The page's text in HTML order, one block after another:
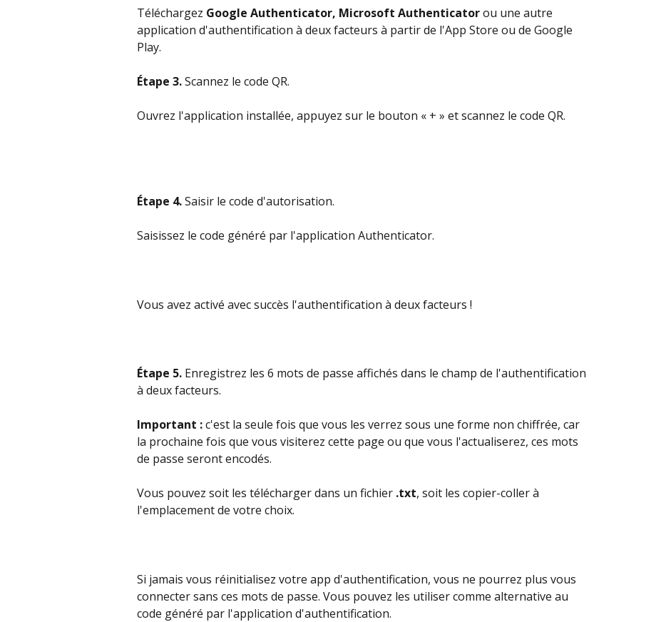
Téléchargez Google Authenticator, Microsoft Authenticator ou une autre
application d'authentification à deux facteurs à partir de l'App Store ou de Google
Play.
Étape 3. Scannez le code QR.
Ouvrez l'application installée, appuyez sur le bouton « + » et scannez le code QR.
Étape 4. Saisir le code d'autorisation.
Saisissez le code généré par l'application Authenticator.
Vous avez activé avec succès l'authentification à deux facteurs !
Étape 5. Enregistrez les 6 mots de passe affichés dans le champ de l'authentification
à deux facteurs.
Important : c'est la seule fois que vous les verrez sous une forme non chiffrée, car
la prochaine fois que vous visiterez cette page ou que vous l'actualiserez, ces mots
de passe seront encodés.
Vous pouvez soit les télécharger dans un fichier .txt, soit les copier-coller à
l'emplacement de votre choix.
Si jamais vous réinitialisez votre app d'authentification, vous ne pourrez plus vous
connecter sans ces mots de passe. Vous pouvez les utiliser comme alternative au
code généré par l'application d'authentification.